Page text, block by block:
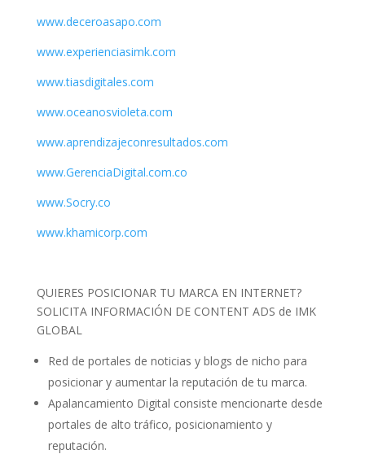
www.deceroasapo.com
www.experienciasimk.com
www.tiasdigitales.com
www.oceanosvioleta.com
www.aprendizajeconresultados.com
www.GerenciaDigital.com.co
www.Socry.co
www.khamicorp.com
QUIERES POSICIONAR TU MARCA EN INTERNET?
SOLICITA INFORMACIÓN DE CONTENT ADS de IMK
GLOBAL
Red de portales de noticias y blogs de nicho para
posicionar y aumentar la reputación de tu marca.
Apalancamiento Digital consiste mencionarte desde
portales de alto tráfico, posicionamiento y
reputación.